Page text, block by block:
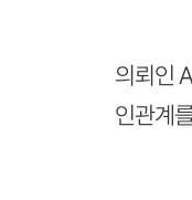
의뢰인
인관계